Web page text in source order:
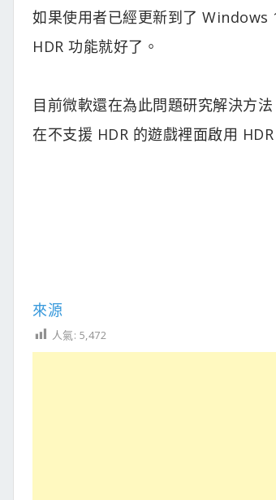
如果使用者已經更新到了 Windows
HDR 功能就好了。
目前微軟還在為此問題研究解決方
在不支援 HDR 的遊戲裡面啟用
來源
人氣: 5,472